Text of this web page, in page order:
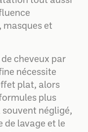
masques et
cheveux par
nécessite
plat, alors
plus
souvent négligé,
lavage et le